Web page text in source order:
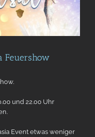
Feuershow
und 22.00 Uhr
Event etwas weniger